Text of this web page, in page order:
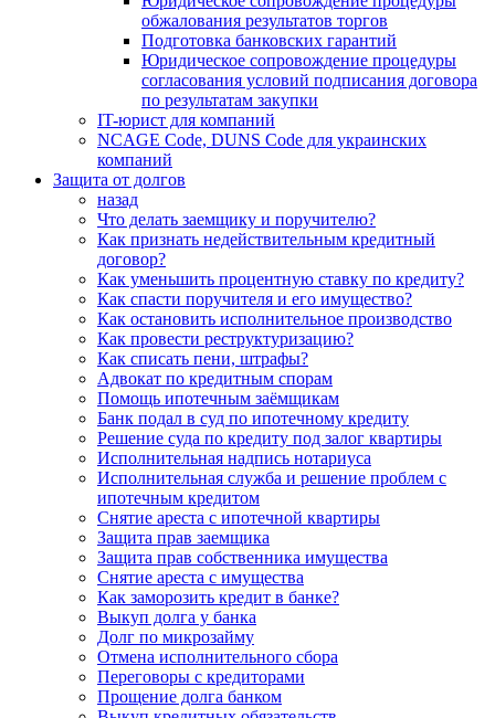
обжалования результатов торгов
Подготовка банковских гарантий
Юридическое сопровождение процедуры
согласования условий подписания договора
по результатам закупки
IT-юрист для компаний
NCAGE Code, DUNS Code для украинских
компаний
Защита от долгов
назад
Что делать заемщику и поручителю?
Как признать недействительным кредитный
договор?
Как уменьшить процентную ставку по кредиту?
Как спасти поручителя и его имущество?
Как остановить исполнительное производство
Как провести реструктуризацию?
Как списать пени, штрафы?
Адвокат по кредитным спорам
Помощь ипотечным заёмщикам
Банк подал в суд по ипотечному кредиту
Решение суда по кредиту под залог квартиры
Исполнительная надпись нотариуса
Исполнительная служба и решение проблем с
ипотечным кредитом
Снятие ареста с ипотечной квартиры
Защита прав заемщика
Защита прав собственника имущества
Снятие ареста с имущества
Как заморозить кредит в банке?
Выкуп долга у банка
Долг по микрозайму
Отмена исполнительного сбора
Переговоры с кредиторами
Прощение долга банком